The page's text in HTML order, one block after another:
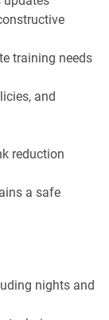
training needs
and
reduction
a safe
nights and